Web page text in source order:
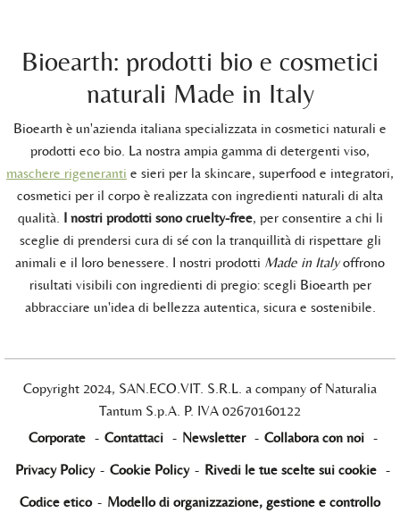
Bioearth: prodotti bio e cosmetici
naturali Made in Italy
Bioearth è un'azienda italiana specializzata in cosmetici naturali e
prodotti eco bio. La nostra ampia gamma di detergenti viso,
maschere rigeneranti e sieri per la skincare, superfood e integratori,
cosmetici per il corpo è realizzata con ingredienti naturali di alta
qualità. I nostri prodotti sono cruelty-free, per consentire a chi li
sceglie di prendersi cura di sé con la tranquillità di rispettare gli
animali e il loro benessere. I nostri prodotti Made in Italyoffrono
risultati visibili con ingredienti di pregio: scegli Bioearth per
abbracciare un'idea di bellezza autentica, sicura e sostenibile.
Copyright 2024, SAN.ECO.VIT. S.R.L. a company of Naturalia
Tantum S.p.A. P. IVA 02670160122
Corporate - Contattaci - Newsletter - Collabora con noi -
Privacy Policy - Cookie Policy - Rivedi le tue scelte sui cookie -
Codice etico - Modello di organizzazione, gestione e controllo